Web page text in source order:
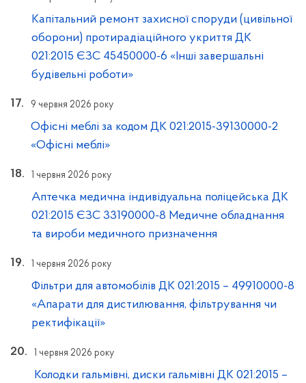
Капітальний ремонт захисної споруди (цивільної
оборони) протирадіаційного укриття ДК
021:2015 ЄЗС 45450000-6 «Інші завершальні
будівельні роботи»
9 червня 2026 року
Офісні меблі за кодом ДК 021:2015-39130000-2
«Офісні меблі»
1 червня 2026 року
Аптечка медична індивідуальна поліцейська ДК
021:2015 ЄЗС 33190000-8 Медичне обладнання
та вироби медичного призначення
1 червня 2026 року
Фільтри для автомобілів ДК 021:2015 – 49910000-8
«Апарати для дистилювання, фільтрування чи
ректифікації»
1 червня 2026 року
Колодки гальмівні, диски гальмівні ДК 021:2015 –